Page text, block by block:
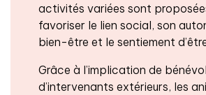
activités variées sont
favoriser le lien social, son
bien-être et le sentiement
Grâce à l’implication de
d’intervenants extérieurs, les